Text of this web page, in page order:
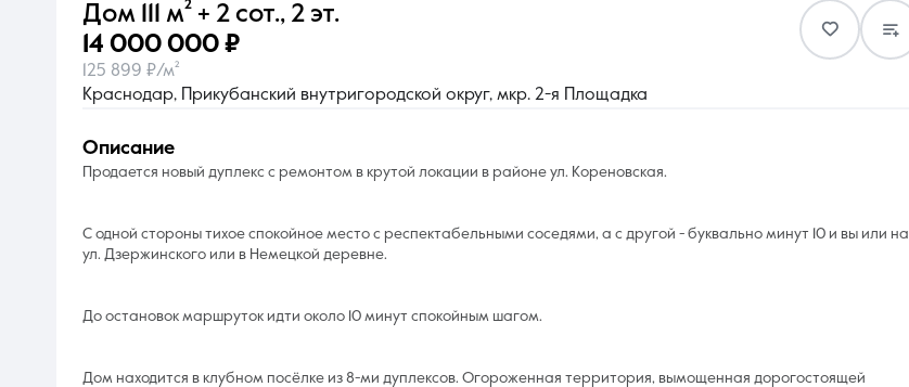
О компании Контакты
Ежедневно с 08:30 до 20:00
Дом 111 м² + 2 сот., 2 эт.
14 000 000 ₽
125 899 ₽/м²
Краснодар, Прикубанский внутригородской округ, мкр. 2-я Площадка
описание
Продается новый дуплекс с ремонтом в крутой локации в районе ул. Кореновская.
С одной стороны тихое спокойное место с респектабельными соседями, а с другой - буквально минут 10 и вы или на
ул. Дзержинского или в Немецкой деревне.
До остановок маршруток идти около 10 минут спокойным шагом.
Дом находится в клубном посёлке из 8-ми дуплексов. Огороженная территория, вымощенная дорогостоящей